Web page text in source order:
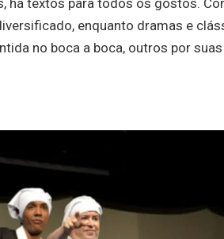
enquanto dramas e
no boca a boca, outros por